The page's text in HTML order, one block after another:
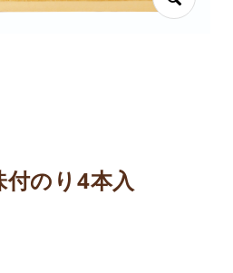
のり4本入